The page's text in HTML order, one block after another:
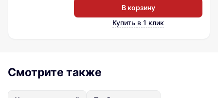
В корзину
Купить в 1 клик
Смотрите также